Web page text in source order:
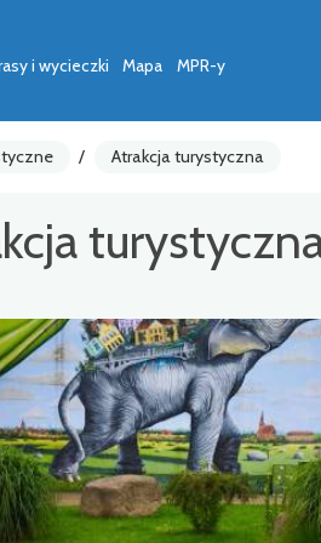
i wycieczki Mapa MPR-y
/ Atrakcja turystyczna